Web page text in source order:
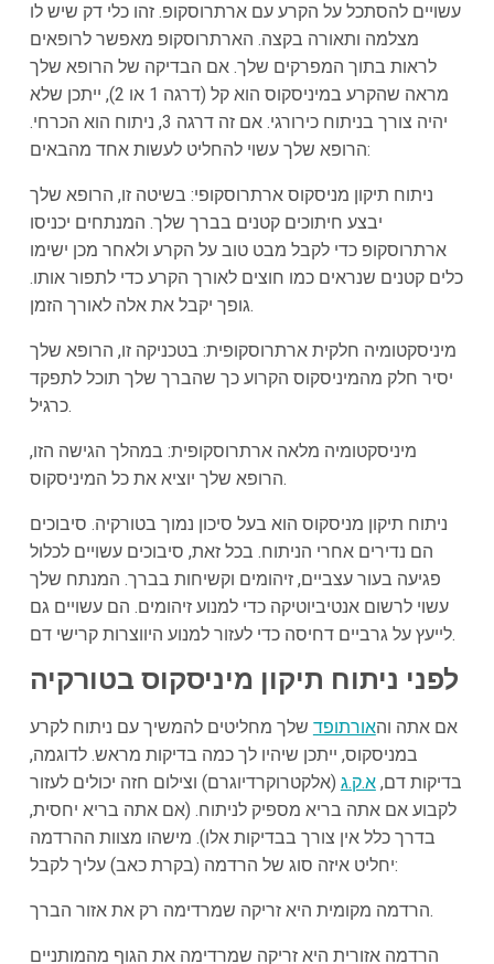
עשויים להסתכל על הקרע עם ארתרוסקופ. זהו כלי דק שיש לו
מצלמה ותאורה בקצה. הארתרוסקופ מאפשר לרופאים
לראות בתוך המפרקים שלך. אם הבדיקה של הרופא שלך
מראה שהקרע במיניסקוס הוא קל (דרגה 1 או 2), ייתכן שלא
יהיה צורך בניתוח כירורגי. אם זה דרגה 3, ניתוח הוא הכרחי.
הרופא שלך עשוי להחליט לעשות אחד מהבאים:
ניתוח תיקון מניסקוס ארתרוסקופי: בשיטה זו, הרופא שלך
יבצע חיתוכים קטנים בברך שלך. המנתחים יכניסו
ארתרוסקופ כדי לקבל מבט טוב על הקרע ולאחר מכן ישימו
כלים קטנים שנראים כמו חוצים לאורך הקרע כדי לתפור אותו.
גופך יקבל את אלה לאורך הזמן.
מיניסקטומיה חלקית ארתרוסקופית: בטכניקה זו, הרופא שלך
יסיר חלק מהמיניסקוס הקרוע כך שהברך שלך תוכל לתפקד
כרגיל.
מיניסקטומיה מלאה ארתרוסקופית: במהלך הגישה הזו,
הרופא שלך יוציא את כל המיניסקוס.
ניתוח תיקון מניסקוס הוא בעל סיכון נמוך בטורקיה. סיבוכים
הם נדירים אחרי הניתוח. בכל זאת, סיבוכים עשויים לכלול
פגיעה בעור עצביים, זיהומים וקשיחות בברך. המנתח שלך
עשוי לרשום אנטיביוטיקה כדי למנוע זיהומים. הם עשויים גם
לייעץ על גרביים דחיסה כדי לעזור למנוע היווצרות קרישי דם.
לפני ניתוח תיקון מיניסקוס בטורקיה
אם אתה והאורתופד שלך מחליטים להמשיך עם ניתוח לקרע
במניסקוס, ייתכן שיהיו לך כמה בדיקות מראש. לדוגמה,
בדיקות דם,א.ק.ג (אלקטרוקרדיוגרם) וצילום חזה יכולים לעזור
לקבוע אם אתה בריא מספיק לניתוח. (אם אתה בריא יחסית,
בדרך כלל אין צורך בבדיקות אלו). מישהו מצוות ההרדמה
יחליט איזה סוג של הרדמה (בקרת כאב) עליך לקבל:
הרדמה מקומית היא זריקה שמרדימה רק את אזור הברך.
הרדמה אזורית היא זריקה שמרדימה את הגוף מהמותניים